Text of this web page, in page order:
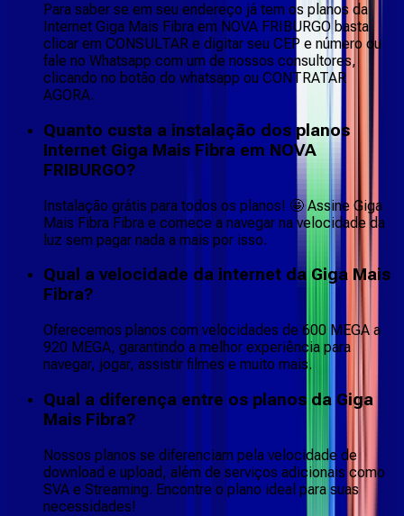
Para saber se em seu endereço já tem os planos da
Internet Giga Mais Fibra em NOVA FRIBURGO basta
clicar em CONSULTAR e digitar seu CEP e número ou
fale no Whatsapp com um de nossos consultores,
clicando no botão do whatsapp ou CONTRATAR
AGORA.
Quanto custa a instalação dos planos
Internet Giga Mais Fibra em NOVA
FRIBURGO?
Instalação grátis para todos os planos! 🤩 Assine Giga
Mais Fibra Fibra e comece a navegar na velocidade da
luz sem pagar nada a mais por isso.
Qual a velocidade da internet da Giga Mais
Fibra?
Oferecemos planos com velocidades de 600 MEGA a
920 MEGA, garantindo a melhor experiência para
navegar, jogar, assistir filmes e muito mais.
Qual a diferença entre os planos da Giga
Mais Fibra?
Nossos planos se diferenciam pela velocidade de
download e upload, além de serviços adicionais como
SVA e Streaming. Encontre o plano ideal para suas
necessidades!